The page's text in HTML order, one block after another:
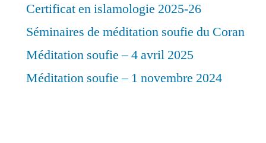
Certificat en islamologie 2025-26
Séminaires de méditation soufie du Coran
Méditation soufie – 4 avril 2025
Méditation soufie – 1 novembre 2024